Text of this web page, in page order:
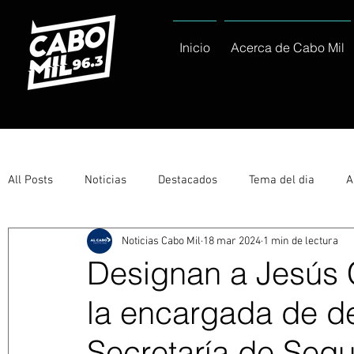
Inicio Acerca de Cabo Mil
All Posts Noticias Destacados Tema del dia
Entérate Deportes La buena del día
Ayuntamiento de Los Cabos Informa Nacionales e
Designan a Jesús
la encargada de
Noticias Cabo Mil 18 mar 2024 1 min de lectura